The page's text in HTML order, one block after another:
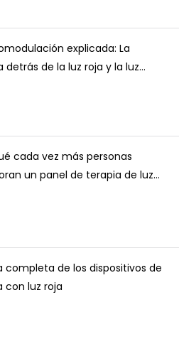
explicada: La
detrás de la luz roja y la luz
cada vez más personas
un panel de terapia de luz
completa de los dispositivos de
con luz roja